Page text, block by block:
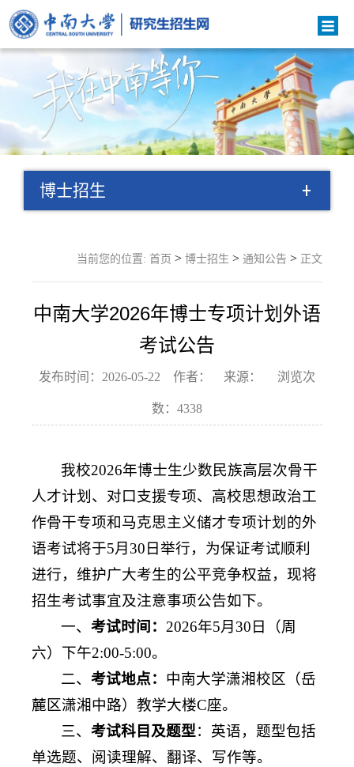
博士招生
当前您的位置: 首页 > 博士招生 > 通知公告 > 正文
中南大学2026年博士专项计划外语
考试公告
发布时间：2026-05-22 作者： 来源： 浏览次
数： 4338
我校2026年博士生少数民族高层次骨干
人才计划、对口支援专项、高校思想政治工
作骨干专项和马克思主义储才专项计划的外
语考试将于5月30日举行，为保证考试顺利
进行，维护广大考生的公平竞争权益，现将
招生考试事宜及注意事项公告如下。
一、考试时间：2026年5月30日（周
六）下午2:00-5:00。
二、考试地点： 中南大学潇湘校区（岳
麓区潇湘中路）教学大楼C座。
三、考试科目及题型：英语，题型包括
单选题、阅读理解、翻译、写作等。